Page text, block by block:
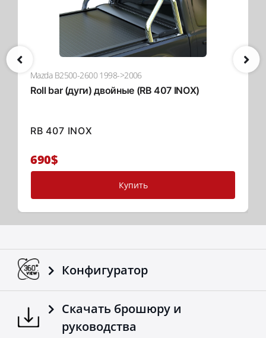
Mazda B2500-2600 1998->2006
Roll bar (дуги) двойные (RB 407 INOX)
RB 407 INOX
690$
Купить
Конфигуратор
Скачать брошюру и
руководства